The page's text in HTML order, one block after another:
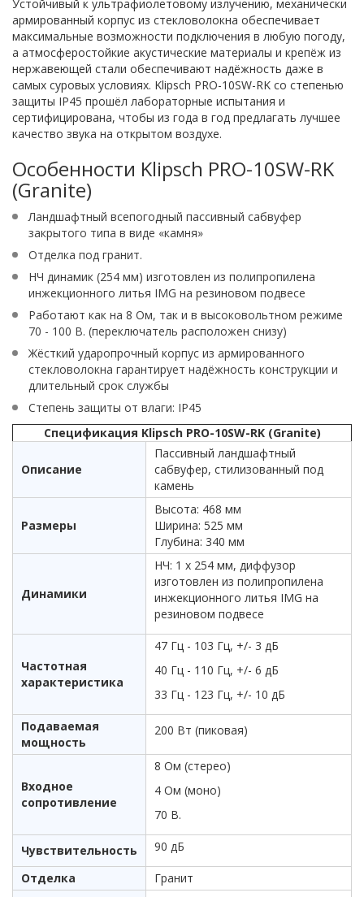
Устойчивый к ультрафиолетовому излучению, механически
армированный корпус из стекловолокна обеспечивает
максимальные возможности подключения в любую погоду,
а атмосферостойкие акустические материалы и крепёж из
нержавеющей стали обеспечивают надёжность даже в
самых суровых условиях. Klipsch PRO-10SW-RK со степенью
защиты IP45 прошёл лабораторные испытания и
сертифицирована, чтобы из года в год предлагать лучшее
качество звука на открытом воздухе.
Особенности Klipsch PRO-10SW-RK
(Granite)
Ландшафтный всепогодный пассивный сабвуфер
закрытого типа в виде «камня»
Отделка под гранит.
НЧ динамик (254 мм) изготовлен из полипропилена
инжекционного литья IMG на резиновом подвесе
Работают как на 8 Ом, так и в высоковольтном режиме
70 - 100 В. (переключатель расположен снизу)
Жёсткий ударопрочный корпус из армированного
стекловолокна гарантирует надёжность конструкции и
длительный срок службы
Степень защиты от влаги: IP45
Спецификация Klipsch PRO-10SW-RK (Granite)
Описание
Пассивный ландшафтный
сабвуфер, стилизованный под
камень
Размеры
Высота: 468 мм
Ширина: 525 мм
Глубина: 340 мм
Динамики
НЧ: 1 х 254 мм, диффузор
изготовлен из полипропилена
инжекционного литья IMG на
резиновом подвесе
Частотная
характеристика
47 Гц - 103 Гц, +/- 3 дБ
40 Гц - 110 Гц, +/- 6 дБ
33 Гц - 123 Гц, +/- 10 дБ
Подаваемая
мощность
200 Вт (пиковая)
Входное
сопротивление
8 Ом (стерео)
4 Ом (моно)
70 В.
Чувствительность 90 дБ
Отделка
Гранит